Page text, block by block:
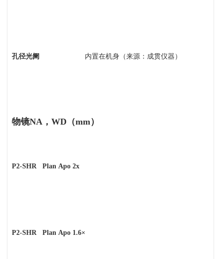
孔径光阑 内置在机身（来源：成贯仪器）
物镜NA，WD（mm）
P2-SHR Plan Apo 2x
P2-SHR Plan Apo 1.6×